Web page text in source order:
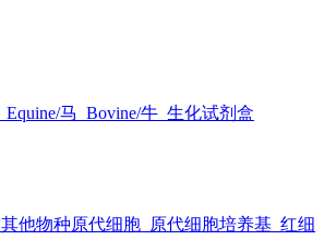
Equine/马 Bovine/牛 生化试剂盒
其他物种原代细胞 原代细胞培养基 红细